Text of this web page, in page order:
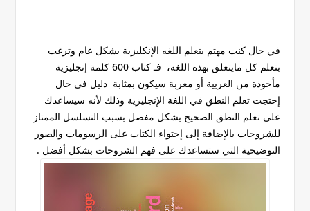
في حال كنت مهتم بتعلم اللغه الإنكليزية بشكل عام وترغب
بتعلم كل مايتعلق بهذه اللغه، فـ كتاب 600 كلمة إنجليزية
مأخوذة من العربية أو معربة سيكون بمثابة دليل في حال
إحتجت تعلم النطق في اللغة الإنجليزية وذلك لأنه سيساعدك
على تعلم النطق الصحيح بشكل مفصل بسبب التسلسل الممتاز
للشروحات بالإضافة إلى إحتواء الكتاب على الرسومات والصور
التوضيحية التي ستساعدك على فهم الشروحات بشكل أفضل .